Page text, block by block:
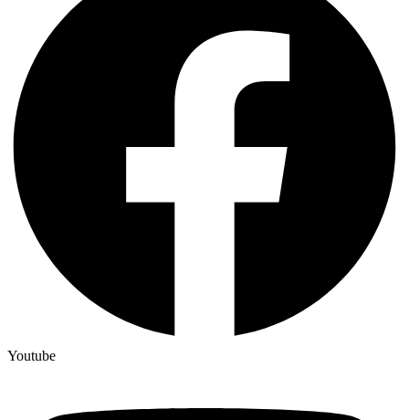
Youtube